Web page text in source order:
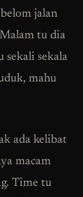
jalan
tu dia
sekali sekala
mahu
ada kelibat
macam
Time tu